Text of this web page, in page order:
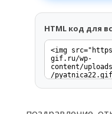
HTML код для